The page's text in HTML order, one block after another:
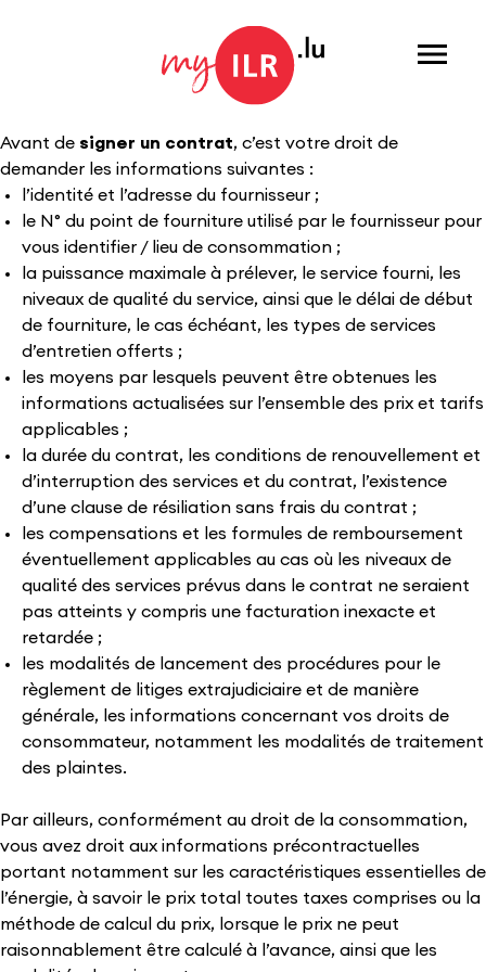
Menu
Avant de signer un contrat, c’est votre droit de
demander les informations suivantes :
l’identité et l’adresse du fournisseur ;
le N° du point de fourniture utilisé par le fournisseur pour
vous identifier / lieu de consommation ;
la puissance maximale à prélever, le service fourni, les
niveaux de qualité du service, ainsi que le délai de début
de fourniture, le cas échéant, les types de services
d’entretien offerts ;
les moyens par lesquels peuvent être obtenues les
informations actualisées sur l’ensemble des prix et tarifs
applicables ;
la durée du contrat, les conditions de renouvellement et
d’interruption des services et du contrat, l’existence
d’une clause de résiliation sans frais du contrat ;
les compensations et les formules de remboursement
éventuellement applicables au cas où les niveaux de
qualité des services prévus dans le contrat ne seraient
pas atteints y compris une facturation inexacte et
retardée ;
les modalités de lancement des procédures pour le
règlement de litiges extrajudiciaire et de manière
générale, les informations concernant vos droits de
consommateur, notamment les modalités de traitement
des plaintes.
Par ailleurs, conformément au droit de la consommation,
vous avez droit aux informations précontractuelles
portant notamment sur les caractéristiques essentielles de
l’énergie, à savoir le prix total toutes taxes comprises ou la
méthode de calcul du prix, lorsque le prix ne peut
raisonnablement être calculé à l’avance, ainsi que les